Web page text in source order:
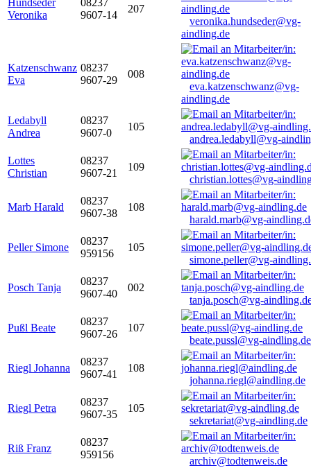
Hundseder
Veronika
08237
9607-14
207
veronika.hundseder@vg-
aindling.de
Katzenschwanz
Eva
08237
9607-29
008
eva.katzenschwanz@vg-
aindling.de
Ledabyll
Andrea
08237
9607-0
105
andrea.ledabyll@vg-
Lottes
Christian
08237
9607-21
109
christian.lottes@vg-
Marb Harald
08237
9607-38
108
harald.marb@vg-
Peller Simone
08237
959156
105
simone.peller@vg-
Posch Tanja
08237
9607-40
002
tanja.posch@vg-
Pußl Beate
08237
9607-26
107
beate.pussl@vg-aindling.de
Riegl Johanna
08237
9607-41
108
johanna.riegl@aindling.de
Riegl Petra
08237
9607-35
105
sekretariat@vg-aindling.de
Riß Franz
08237
959156
archiv@todtenweis.de